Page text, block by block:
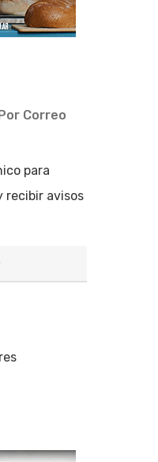
Correo
para
recibir avisos